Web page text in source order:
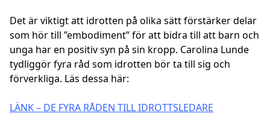
Det är viktigt att idrotten på olika sätt förstärker delar
som hör till ”embodiment” för att bidra till att barn och
unga har en positiv syn på sin kropp. Carolina Lunde
tydliggörfyra råd som idrotten bör ta till sig och
förverkliga. Läs dessa här:
LÄNK – DE FYRA RÅDEN TILL IDROTTSLEDARE